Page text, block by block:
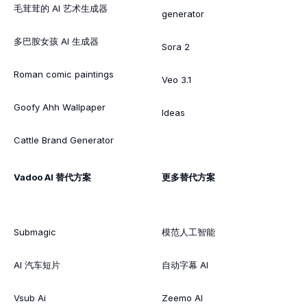
毛茸茸的 AI 艺术生成器
多巴胺女孩 AI 生成器
Roman comic paintings
Goofy Ahh Wallpaper
Cattle Brand Generator
generator
Sora 2
Veo 3.1
Ideas
Vadoo AI 替代方案
Submagic
AI 汽车短片
Vsub Ai
更多替代方案
模范人工智能
自动字幕 AI
Zeemo AI